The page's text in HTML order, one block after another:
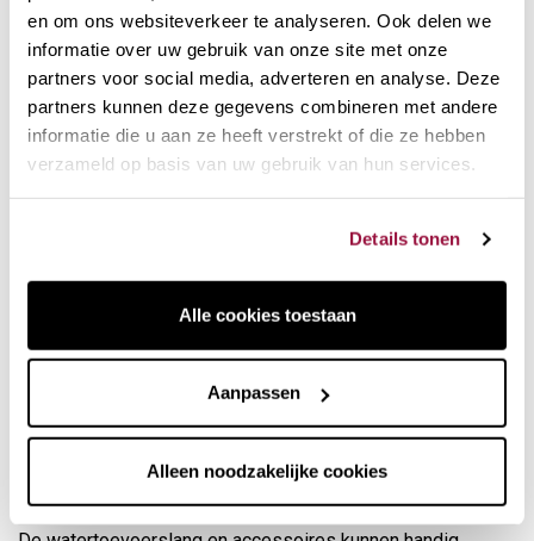
en om ons websiteverkeer te analyseren. Ook delen we
informatie over uw gebruik van onze site met onze
partners voor social media, adverteren en analyse. Deze
partners kunnen deze gegevens combineren met andere
informatie die u aan ze heeft verstrekt of die ze hebben
verzameld op basis van uw gebruik van hun services.
Details tonen
Alle cookies toestaan
Aanpassen
Alleen noodzakelijke cookies
Ontwerp en materialen goed
verzorgd
De jura melkopschuimer voelt prettig aan en past
tegelijkertijd perfect bij alle modellen automatische
koffiemachines. Dankzij onderhoudsvriendelijke materialen
zoals roestvrij staal en afgeronde vormen is het
schoonmaken van de container bijzonder eenvoudig.